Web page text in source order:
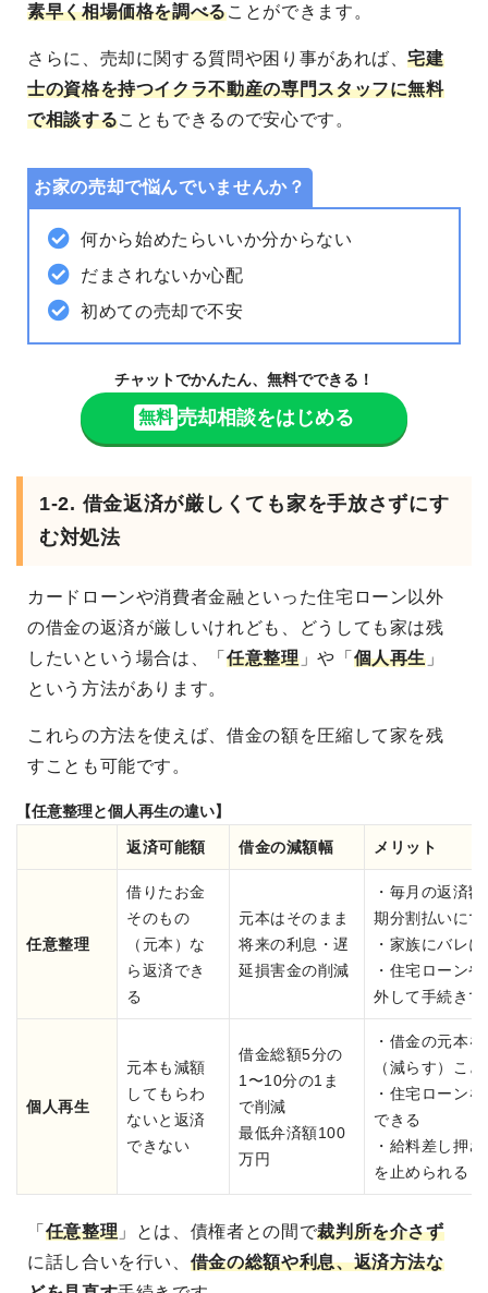
素早く相場価格を調べることができます。
さらに、売却に関する質問や困り事があれば、宅建
士の資格を持つイクラ不動産の専門スタッフに無料
で相談することもできるので安心です。
お家の売却で悩んでいませんか？
何から始めたらいいか分からない
だまされないか心配
初めての売却で不安
チャットでかんたん、無料でできる！
無料 売却相談をはじめる
1-2. 借金返済が厳しくても家を手放さずにす
む対処法
カードローンや消費者金融といった住宅ローン以外
の借金の返済が厳しいけれども、どうしても家は残
したいという場合は、「任意整理」や「 個人再生 」
という方法があります。
これらの方法を使えば、借金の額を圧縮して家を残
すことも可能です。
【任意整理と個人再生の違い】
返済可能額 借金の減額幅 メリット
任意整理
借りたお金
そのもの
（元本）な
ら返済でき
る
元本はそのまま
将来の利息・遅
延損害金の削減
・毎月の返済
期分割払いに
・家族にバレ
・住宅ローン
外して手続きで
個人再生
元本も減額
してもらわ
ないと返済
できない
借金総額5分の
1〜10分の1ま
で削減
最低弁済額100
万円
・借金の元本
（減らす）こ
・住宅ローン
できる
・給料差し押
を止められる
「 任意整理 」とは、債権者との間で裁判所を介さず
に話し合いを行い、 借金の総額や利息、返済方法な